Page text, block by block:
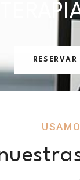
RESERVAR